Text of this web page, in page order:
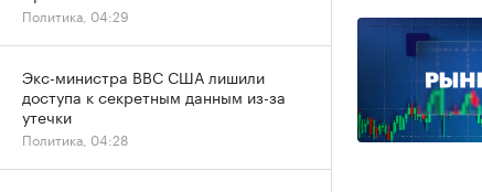
Политика, 04:29
Экс-министра ВВС США лишили
доступа к секретным данным из-за
утечки
Политика, 04:28